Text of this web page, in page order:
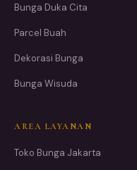
Bunga Duka Cita
Parcel Buah
Dekorasi Bunga
Bunga Wisuda
AREA LAYANAN
Toko Bunga Jakarta